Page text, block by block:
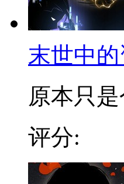
末世中
原本只
评分: